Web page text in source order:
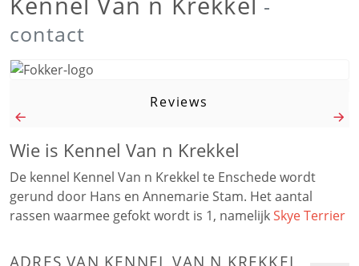
-
contact
Reviews
Wie is Kennel Van n Krekkel
De kennel Kennel Van n Krekkel te Enschede wordt
gerund door Hans en Annemarie Stam. Het aantal
rassen waarmee gefokt wordt is 1, namelijkSkye Terrier
ADRES VAN KENNEL VAN N KREKKEL